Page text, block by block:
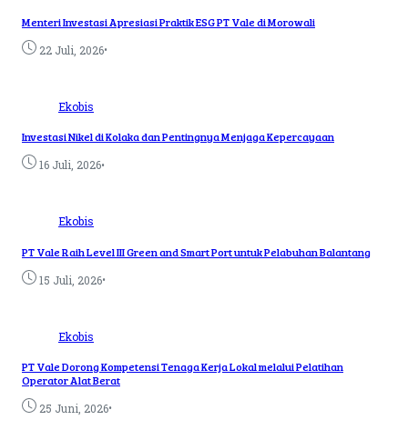
Menteri Investasi Apresiasi Praktik ESG PT Vale di Morowali
22 Juli, 2026•
Ekobis
Investasi Nikel di Kolaka dan Pentingnya Menjaga Kepercayaan
16 Juli, 2026•
Ekobis
PT Vale Raih Level III Green and Smart Port untuk Pelabuhan Balantang
15 Juli, 2026•
Ekobis
PT Vale Dorong Kompetensi Tenaga Kerja Lokal melalui Pelatihan
Operator Alat Berat
25 Juni, 2026•